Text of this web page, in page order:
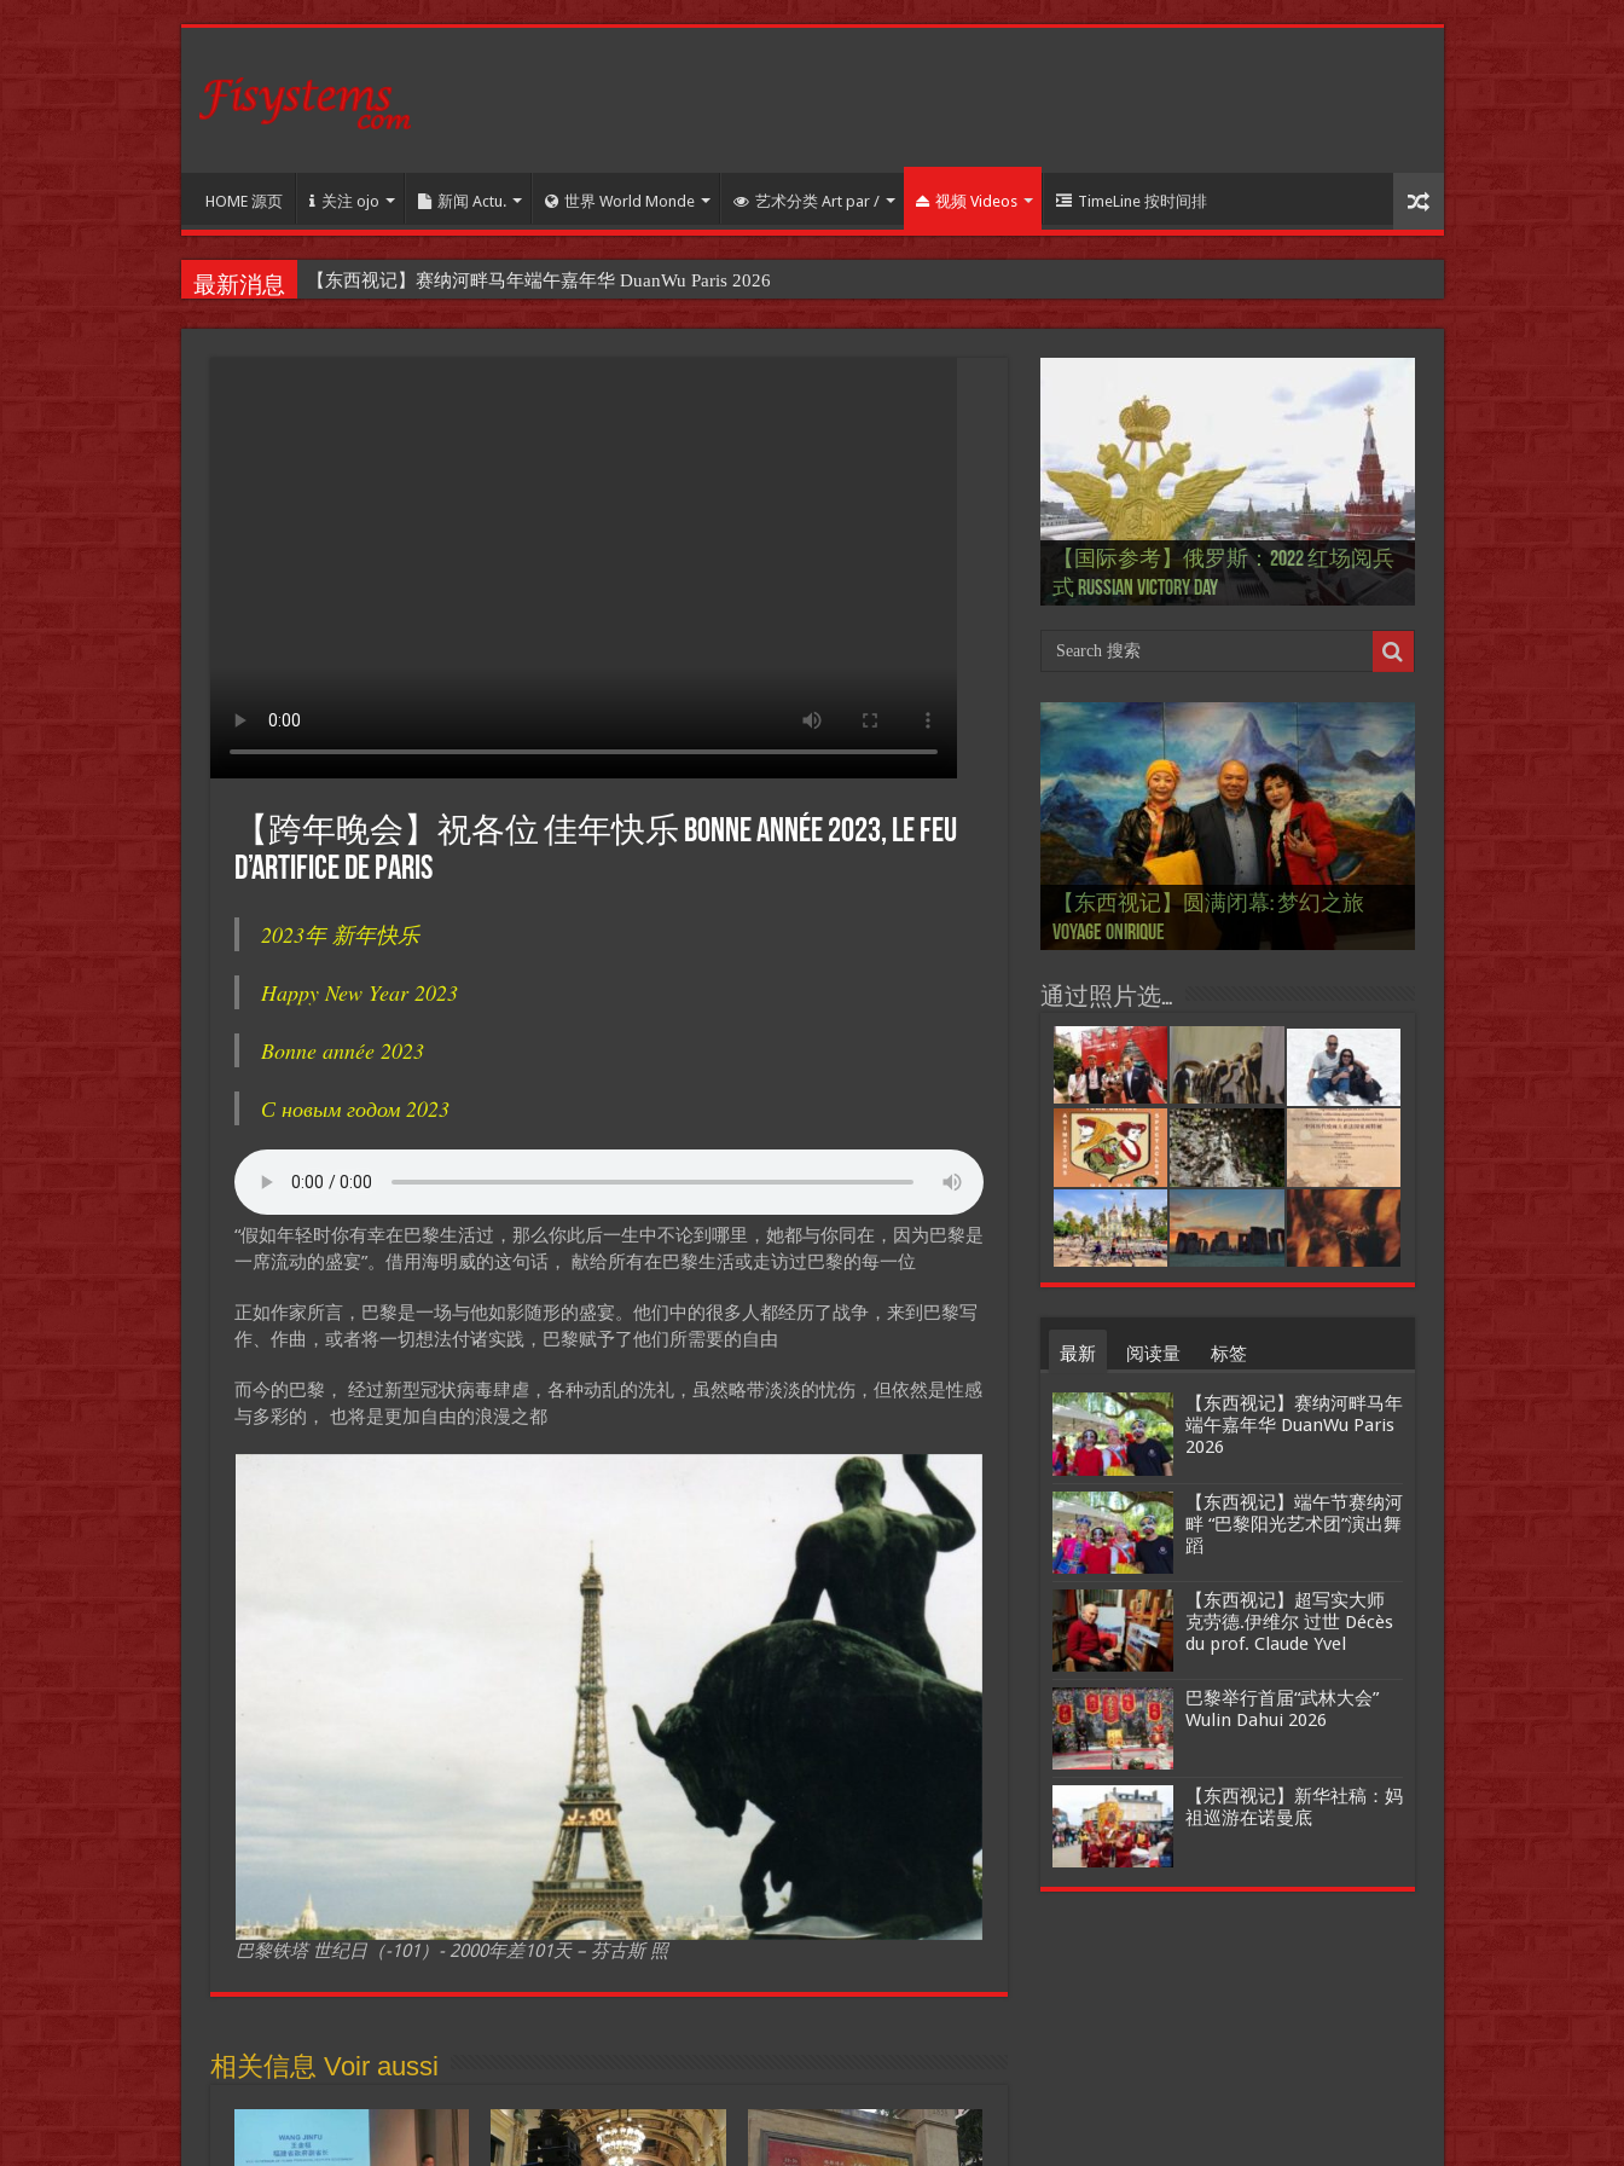
HOME 源页 关注 ojo 新闻 Actu. 世界 World Monde 艺术分类 Art par / 视频 Videos TimeLine 按时间排
最新消息 【东西视记】赛纳河畔马年端午嘉年华 DuanWu Paris 2026
【跨年晚会】祝各位 佳年快乐 Bonne année 2023, Le feu
d’artifice de Paris
2023年 新年快乐
Happy New Year 2023
Bonne année 2023
С новым годом 2023
“假如年轻时你有幸在巴黎生活过，那么你此后一生中不论到哪里，她都与你同在，因为巴黎是
一席流动的盛宴”。借用海明威的这句话， 献给所有在巴黎生活或走访过巴黎的每一位
正如作家所言，巴黎是一场与他如影随形的盛宴。他们中的很多人都经历了战争，来到巴黎写
作、作曲，或者将一切想法付诸实践，巴黎赋予了他们所需要的自由
而今的巴黎， 经过新型冠状病毒肆虐，各种动乱的洗礼，虽然略带淡淡的忧伤，但依然是性感
与多彩的， 也将是更加自由的浪漫之都
巴黎铁塔 世纪日（-101）- 2000年差101天 – 芬古斯 照
相关信息 Voir aussi
【国际参考】俄罗斯：2022 红场阅兵
式 Russian Victory Day
【国际参考】”戏剧性“服装设计师
Thierry Mugler 蒂埃里.穆勒 去世, 享年 73
岁
【国际参考】海湖庄园: Xi & Trump 内幕
Mar-a-Lago leak
【东西视记】1937年的毕加索, 海明威,
肯尼迪 1937 – La fin de l’innocence (2/2)
【东西视记】1937年的毕加索, 海明威,
肯尼迪 1937 – La fin de l’innocence (1/2)
【东西视记】1961年4月12日 尤里·加加
林 成为第一“太空人”
【东西视记】圆满闭幕: 梦幻之旅
Voyage onirique
【东西视记】开幕：唐恽鉎 Michel
Tong, 梦幻之旅 Voyage onirique
【东西视记】展讯：唐恽鉎 Michel
Tong, 梦幻之旅 Voyage onirique
【跨年晚会】祝各位 佳年快乐 Bonne
année 2023, Le feu d’artifice de Paris
【一画一故事】唐恽鉎 Michel Tong One
Painting One Story
【一画一故事】林象元 Lin XiangYuan One
Painting One Story
【国际参考】芭蕾舞: 天鹅湖 乌克兰
大剧院版 Le lac des cygnes – Opéra national
d’Ukraine
【国际参考】巴黎政府举行“新年晚
会” Soirée musicale à la mairie du 13e le 8
Février
【国际参考】巴黎“艺术之都”展将于2
月12日揭幕 Art Capital s’ouvre le 12 Février
【东西视记】法国电影: “中国人占领
巴黎”，一种法国幽默与“预言” Les
chinois à Paris de J.Yanne
【东西视记】时装秀：巴黎时装界
的“顽童”与“不屈者” John Galliano le
surdoué de la mode
【东西视记】法国“复兴会”式【艺术
桥展】 Expo. que “RENAISSANCE” aurait pu
organiser
通过照片选…
最新 阅读量 标签
【东西视记】赛纳河畔马年
端午嘉年华 DuanWu Paris
2026
【东西视记】端午节赛纳河
畔 “巴黎阳光艺术团”演出舞
蹈
【东西视记】超写实大师
克劳德.伊维尔 过世 Décès
du prof. Claude Yvel
巴黎举行首届“武林大会”
Wulin Dahui 2026
【东西视记】新华社稿：妈
祖巡游在诺曼底